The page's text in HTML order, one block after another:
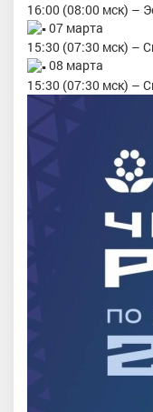
16:00 (08:00 мск) –
07 марта
15:30 (07:30 мск) –
08 марта
15:30 (07:30 мск) –